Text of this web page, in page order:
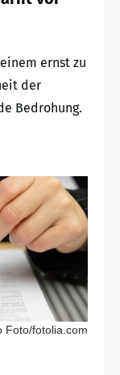
ernst zu
der
Bedrohung.
Foto/fotolia.com